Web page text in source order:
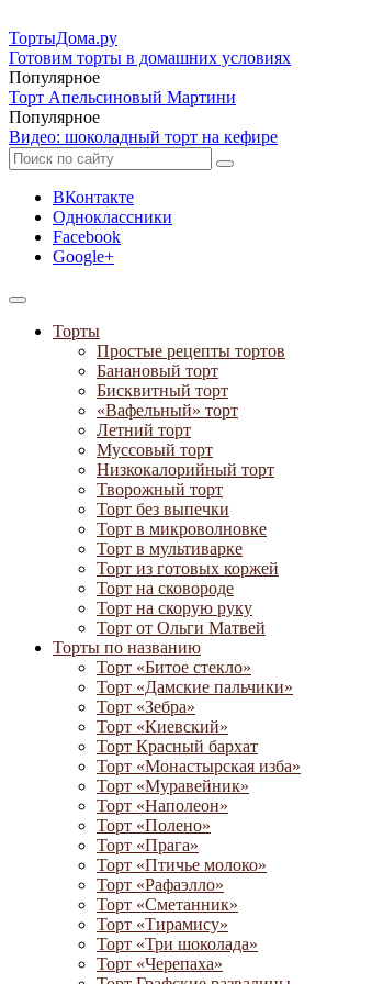
ТортыДома.ру
Готовим торты в домашних условиях
Популярное
Торт Апельсиновый Мартини
Популярное
Видео: шоколадный торт на кефире
ВКонтакте
Одноклассники
Facebook
Google+
Торты
Простые рецепты тортов
Банановый торт
Бисквитный торт
«Вафельный» торт
Летний торт
Муссовый торт
Низкокалорийный торт
Творожный торт
Торт без выпечки
Торт в микроволновке
Торт в мультиварке
Торт из готовых коржей
Торт на сковороде
Торт на скорую руку
Торт от Ольги Матвей
Торты по названию
Торт «Битое стекло»
Торт «Дамские пальчики»
Торт «Зебра»
Торт «Киевский»
Торт Красный бархат
Торт «Монастырская изба»
Торт «Муравейник»
Торт «Наполеон»
Торт «Полено»
Торт «Прага»
Торт «Птичье молоко»
Торт «Рафаэлло»
Торт «Сметанник»
Торт «Тирамису»
Торт «Три шоколада»
Торт «Черепаха»